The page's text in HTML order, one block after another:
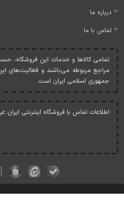
درباره ما
تماس با ما
تمامی کالاها و خدمات اين فروشگاه،
مراجع مربوطه می‌باشند و فعاليت‌های
جمهوری اسلامی ايران است.
اطلاعات تماس با فروشگاه اینترنتی ایران